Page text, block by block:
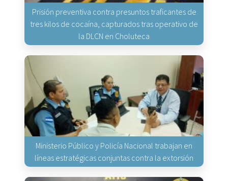
Prisión preventiva contra presuntos traficantes de
tres kilos de cocaína, capturados tras operativo de
la DLCN en Choluteca
Ministerio Público y Policía Nacional trabajan en
líneas estratégicas conjuntas contra la extorsión